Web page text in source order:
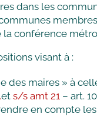
dans les
conférence
visant à :
des maires » à
et s/s amt 21 – art.
en compte